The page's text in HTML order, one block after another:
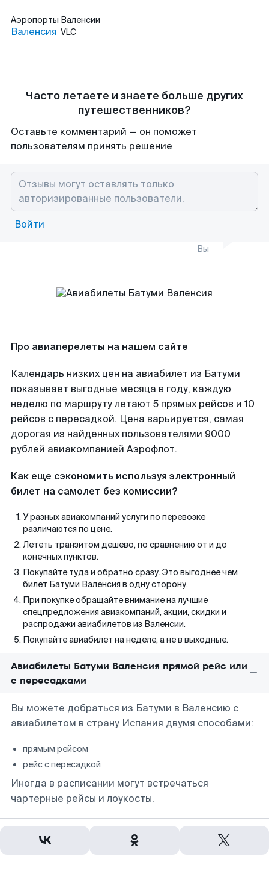
Аэропорты Валенсии
Валенсия VLC
Часто летаете и знаете больше других
путешественников?
Оставьте комментарий — он поможет
пользователям принять решение
Войти
Вы
Про авиаперелеты на нашем сайте
Календарь низких цен на авиабилет из Батуми
показывает выгодные месяца в году, каждую
неделю по маршруту летают 5 прямых рейсов и 10
рейсов с пересадкой. Цена варьируется, самая
дорогая из найденных пользователями 9000
рублей авиакомпанией Аэрофлот.
Как еще сэкономить используя электронный
билет на самолет без комиссии?
У разных авиакомпаний услуги по перевозке
различаются по цене.
Лететь транзитом дешево, по сравнению от и до
конечных пунктов.
Покупайте туда и обратно сразу. Это выгоднее чем
билет Батуми Валенсия в одну сторону.
При покупке обращайте внимание на лучшие
спецпредложения авиакомпаний, акции, скидки и
распродажи авиабилетов из Валенсии.
Покупайте авиабилет на неделе, а не в выходные.
Авиабилеты Батуми Валенсия прямой рейс или
с пересадками
Вы можете добраться из Батуми в Валенсию с
авиабилетом в страну Испания двумя способами:
прямым рейсом
рейс с пересадкой
Иногда в расписании могут встречаться
чартерные рейсы и лоукосты.